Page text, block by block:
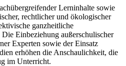
Lerninhalte sowie
rechtlicher und ökologischer
ganzheitliche
Einbeziehung außerschulischer
Experten sowie der Einsatz
erhöhen die Anschaulichkeit, die
im Unterricht.